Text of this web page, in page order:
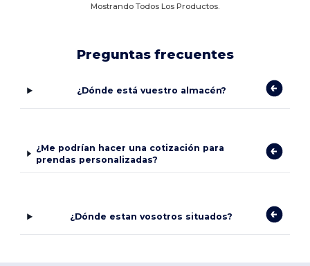
Mostrando Todos Los Productos.
Preguntas frecuentes
¿Dónde está vuestro almacén?
¿Me podrían hacer una cotización para
prendas personalizadas?
¿Dónde estan vosotros situados?